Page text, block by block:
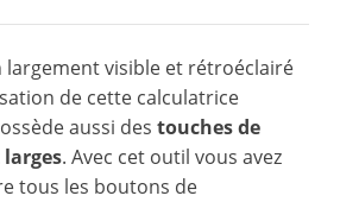
largement visible et rétroéclairé
de cette calculatrice
aussi des touches de
. Avec cet outil vous avez
tous les boutons de